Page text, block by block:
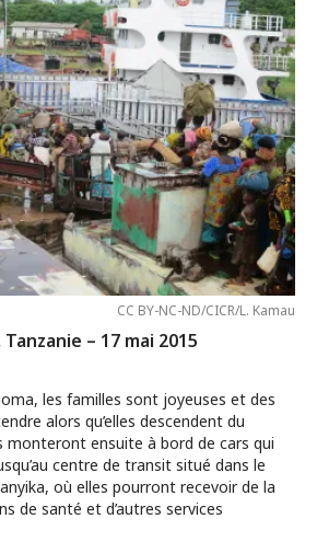
CC BY-NC-ND/CICR/L. Kamau
– 17 mai 2015
les familles sont joyeuses et des
alors qu’elles descendent du
monteront ensuite à bord de cars qui
centre de transit situé dans le
où elles pourront recevoir de la
de santé et d’autres services